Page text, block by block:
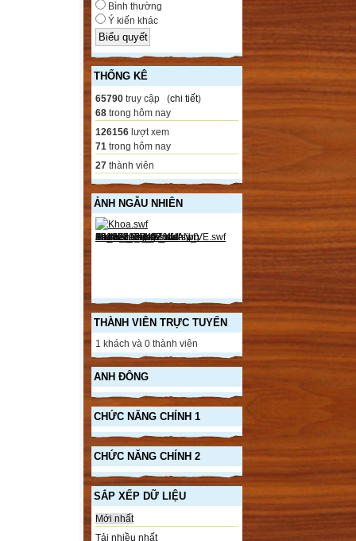
Bình thường
Ý kiến khác
THỐNG KÊ
65790 truy cập (chi tiết)
68 trong hôm nay
126156 lượt xem
71 trong hôm nay
27 thành viên
ẢNH NGẪU NHIÊN
THÀNH VIÊN TRỰC TUYẾN
1 khách và 0 thành viên
ANH ĐÔNG
CHỨC NĂNG CHÍNH 1
CHỨC NĂNG CHÍNH 2
SẮP XẾP DỮ LIỆU
Mới nhất
Tải nhiều nhất